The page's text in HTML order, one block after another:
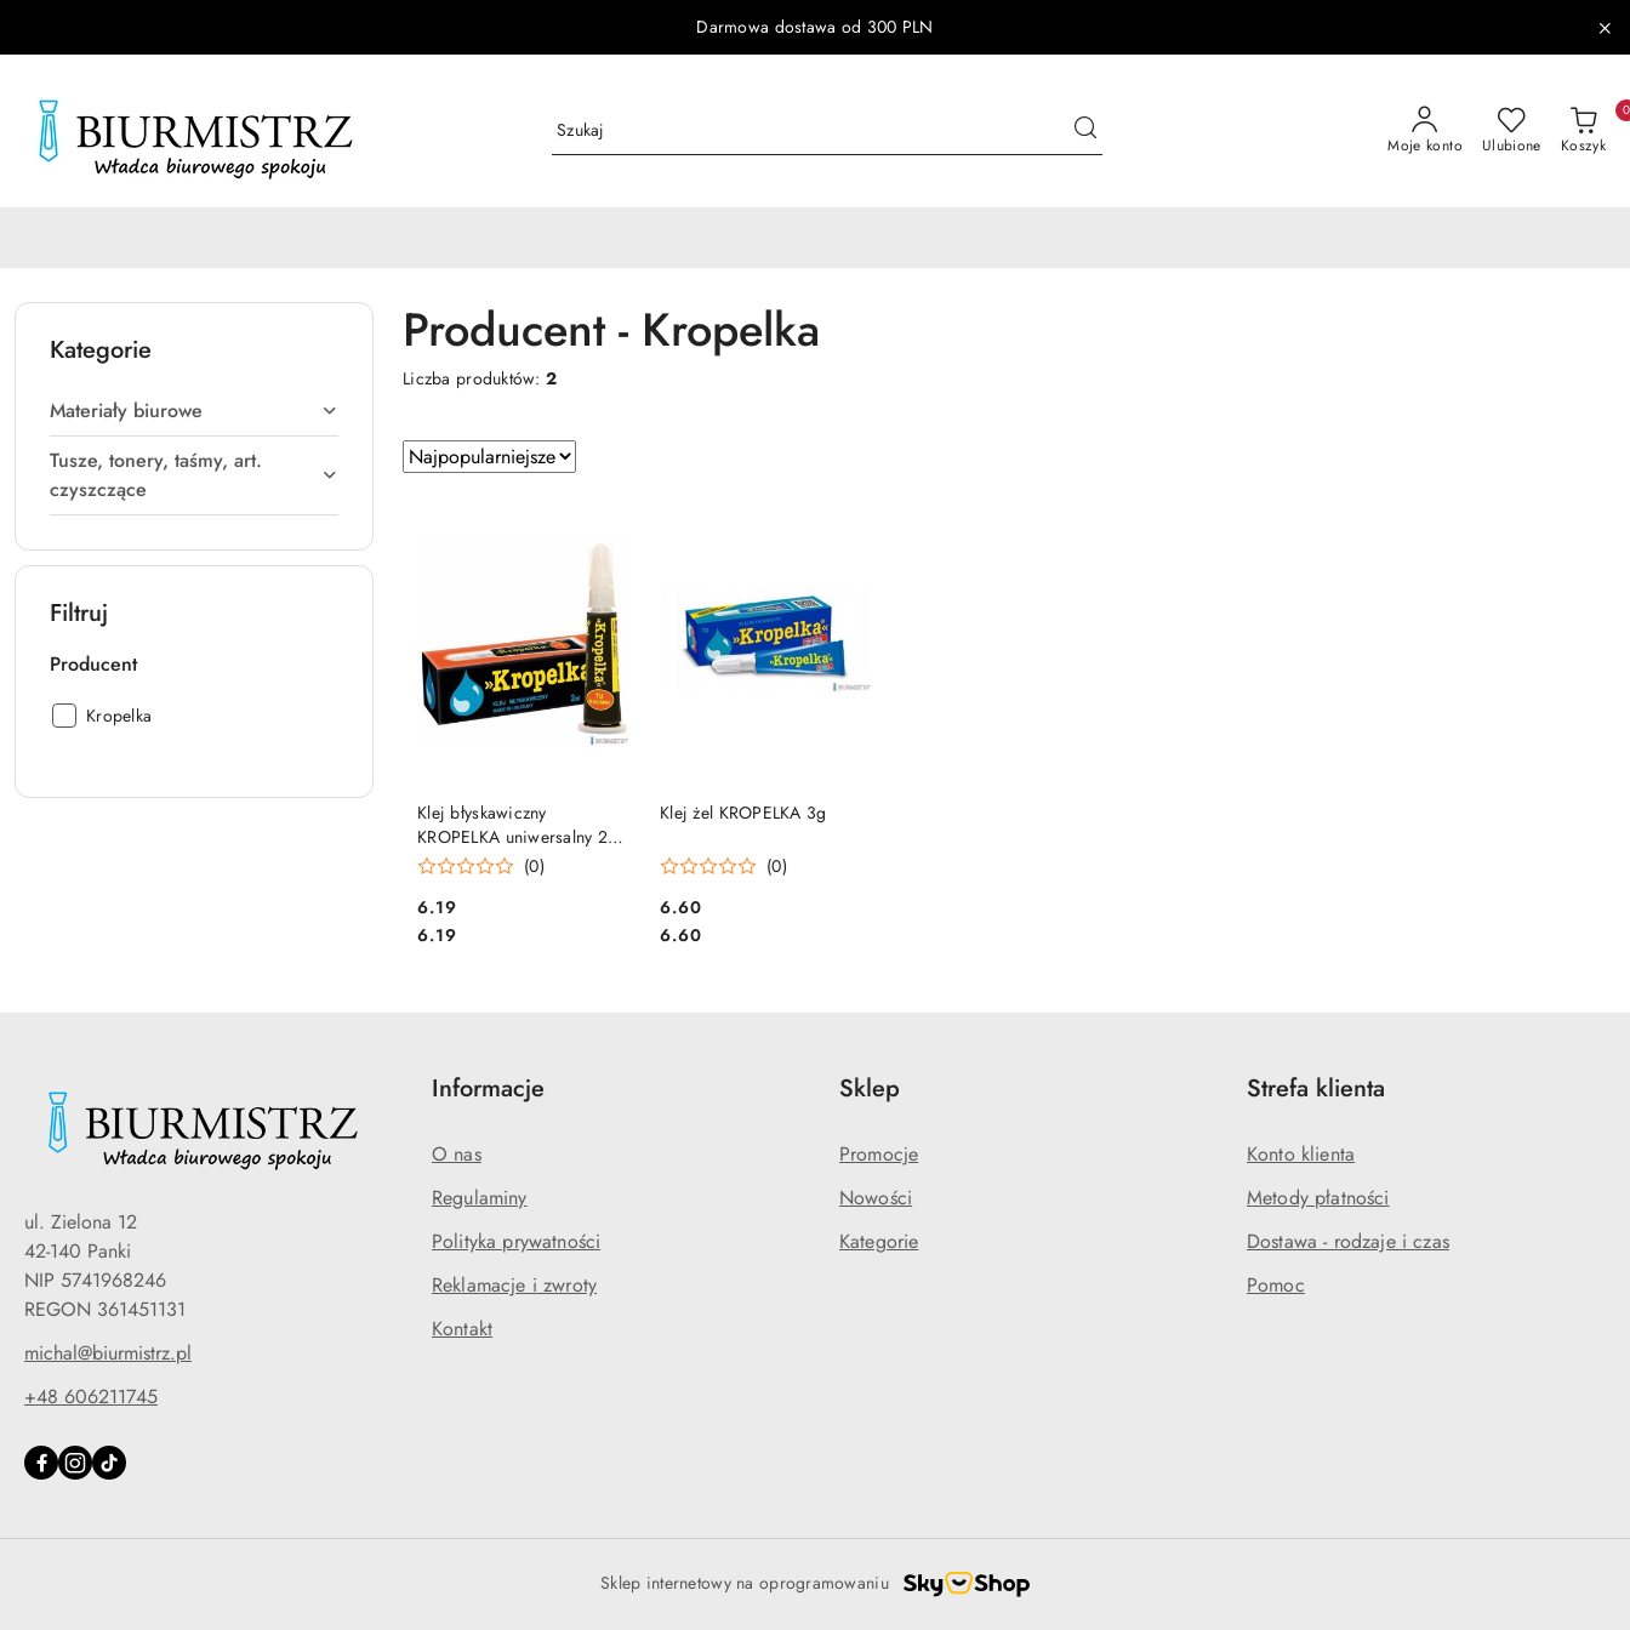
Darmowa dostawa od 300 PLN
Moje konto Ulubione Koszyk
0
Kategorie
Materiały biurowe
Tusze, tonery, taśmy, art.
czyszczące
Filtruj
Producent
Producent:
Kropelka
Producent - Kropelka
Liczba produktów:2
Zastosowano
sortowanie:
Sortuj
według
Klej błyskawiczny
KROPELKA uniwersalny 2ml
tubka
(0)
Cena:
6.19
Cena:
6.19
DO KOSZYKA Klej żel KROPELKA 3g
(0)
Cena:
6.60
Cena:
6.60
DO KOSZYKA
ul. Zielona 12
42-140 Panki
NIP 5741968246
REGON 361451131
michal@biurmistrz.pl
+48 606211745
Informacje
O nas
Regulaminy
Polityka prywatności
Reklamacje i zwroty
Kontakt
Sklep
Promocje
Nowości
Kategorie
Strefa klienta
Konto klienta
Metody płatności
Dostawa - rodzaje i czas
Pomoc
Sklep internetowy na oprogramowaniu